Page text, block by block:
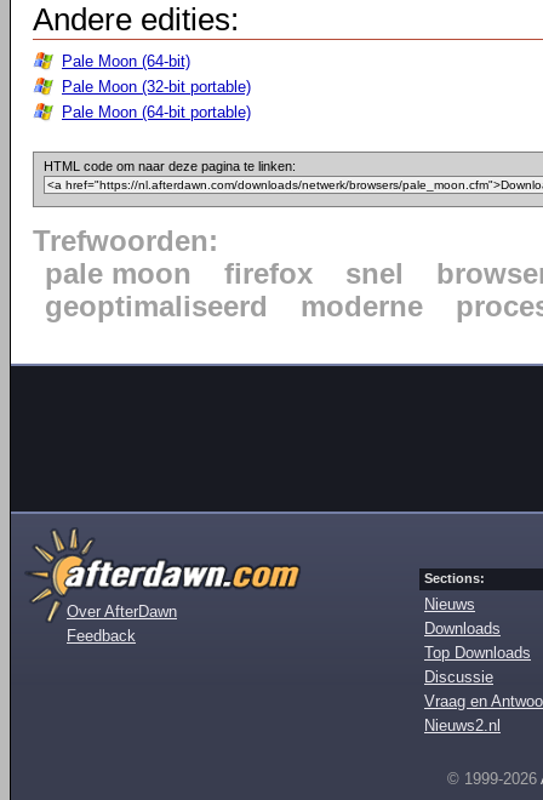
Andere edities:
Pale Moon (64-bit)
Pale Moon (32-bit portable)
Pale Moon (64-bit portable)
HTML code om naar deze pagina te linken:
Trefwoorden:
pale moon
firefox snel
geoptimaliseerd
moderne
Over AfterDawn
Feedback
Sections:
Nieuws
Downloads
Top Downloads
Discussie
Vraag en
Nieuws2.nl
© 1999-2026